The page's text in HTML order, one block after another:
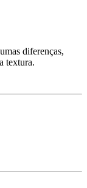
diferenças,
textura.